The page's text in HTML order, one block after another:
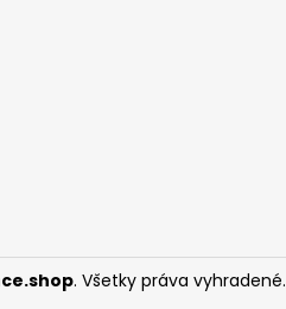
. Všetky práva vyhradené.